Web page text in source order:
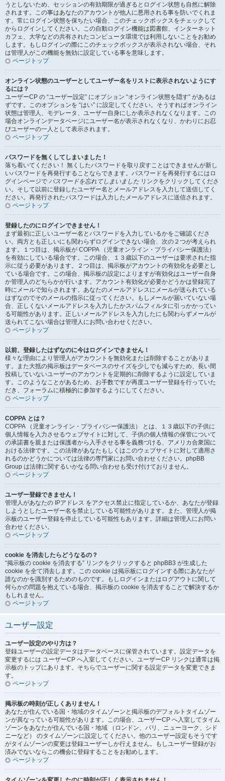
うとしないため、セッションの有効期限が過ぎるとログイン状態も自然に解除
されます。この事はあなたのアカウントが他人に悪用される事を防いでくれま
す。常にログイン状態を保ちたい場合、このチェックボックスをチェックして
からログインしてください。この自動ログイン機能は図書館、インターネット
カフェ、大学などの共有されたコンピュータ環境では利用しないことをお勧め
します。もしログインの際にこのチェックボックスが表示されない場合、それ
は管理人がこの機能を無効に設定している事を意味します。
ページトップ
オンライン状態のユーザーとしてユーザー名をリストに表示されないようにす
るには？
ユーザーCP の “ユーザー設定” にオプション “オンライン状態を隠す” があるは
ずです。このオプションを “はい” に設定してください。そうすればオンライン
状態は管理人、モデレータ、ユーザー自身にしか表示されなくなります。この
場合オンラインデータページにユーザー名が表示されなくなり、かわりにお忍
びユーザーの一人として表示されます。
ページトップ
パスワードを無くしてしまいました！
落ち着いてください！ 無くしたパスワードを取り戻すことはできませんが新し
いパスワードを再発行することならできます。パスワードを再発行するにはロ
グインページで パスワードを忘れてしまいました リンクをクリックしてくださ
い。そして以前に登録したユーザー名とメールアドレスを入力して送信してく
ださい。再発行されたパスワードは入力したメールアドレスに送信されます。
ページトップ
登録したのにログインできません！
まず最初に正しいユーザー名とパスワードを入力しているかをご確認くださ
い。両方とも正しいにも関わらずログインできない場合、次の２つが考えられ
ます。１つ目は、掲示板が COPPA （児童オンライン・プライバシー保護法）
を有効にしている場合です。この場合、１３歳以下のユーザーは要求された指
示に従う必要があります。２つ目は、掲示板がアカウントの有効化を必要とし
ている場合です。この場合、掲示板の設定によりますが有効化はユーザー自身
か管理人のどちらかが行います。アカウント有効化が必要かどうかは登録完了
時にメールで知らされます。あなたのメールアドレスにメールが送られている
はずなのでそのメールの指示に従ってください。もしメールが届いていない場
合、正しくないメールアドレスを入力したかスパムフィルタに引っかかってい
る可能性があります。正しいメールアドレスを入力したにも関わらずメールが
送られてこない場合は管理人にお問い合わせください。
ページトップ
以前、登録したはずなのに今はログインできません！
様々な理由により管理人がアカウントを無効化または削除することがありま
す。また大抵の掲示板はデータベースのサイズを少しでも減らすため、長い間
投稿していないユーザーのアカウントを定期的に削除するように設定していま
す。このようなことがあるため、お手数ですが再度ユーザー登録を行っていた
だき、フォーラムに積極的に参加するようにしてください。
ページトップ
COPPA とは？
COPPA （児童オンライン・プライバシー保護法） とは、１３歳以下の子供に
個人情報を入力させるウェブサイトに対して、子供の個人情報の保管について
の承諾書を親または保護者から入手させる事を義務づける、アメリカ合衆国に
おける法律です。この法律があなたもしくはこのウェブサイトに対して適用さ
れるのかどうかについては法律の専門家にお問い合わせください。phpBB
Group は法律に関するいかなる問い合わせも受け付けておりません。
ページトップ
ユーザー登録できません！
管理人があなたの IPアドレス をアクセス禁止に指定しているか、あなたが登録
しようとしたユーザー名を禁止している可能性があります。また、管理人が掲
示板のユーザー登録を停止している可能性もあります。詳細は管理人にお問い
合わせください。
ページトップ
cookie を消去したらどうなるの？
“掲示板の cookie を消去する” リンクをクリックすると phpBB3 が生成した
cookie を全て消去します。この cookie は掲示板にログインする際にあなたが
誰なのかを識別するためのものです。もしログインまたはログアウトに関して
何らかの問題を抱えている場合、掲示板の cookie を消去することで解決するか
もしれません。
ページトップ
ユーザー設定
ユーザー設定のやり方は？
登録ユーザーの設定データはデータベースに保管されています。設定データを
変更するには ユーザーCP へ入室してください。ユーザーCP リンクは通常は掲
示板のトップにあります。そちらでユーザーに関する設定データを変更できま
す。
ページトップ
掲示板の時刻が正しくありません！
あなたが住んでいる国・地域のタイムゾーンと掲示板のデフォルトタイムゾー
ンが異なっている可能性があります。この場合、ユーザーCP へ入室してタイム
ゾーンをあなたが住んでいる国・地域 （ロンドン、パリ、ニューヨーク、シド
ニーなど） のタイムゾーンに設定してください。他のユーザー設定もそうです
がタイムゾーンの変更は登録ユーザーしか行えません。もしユーザー登録がお
済みでないならこの機会に登録することをお勧めします。
ページトップ